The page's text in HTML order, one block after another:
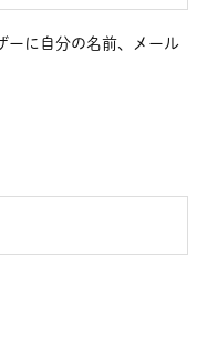
ーに自分の名前、メール